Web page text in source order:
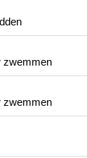
zwemmen
zwemmen